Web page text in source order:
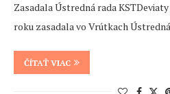
Zasadala Ústredná rada
roku zasadala vo Vrútkach
ČÍTAŤ VIAC